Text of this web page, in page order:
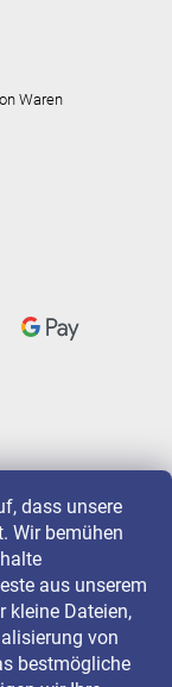
dass unsere
Wir bemühen
aus unserem
kleine Dateien,
von
bestmögliche
Waren